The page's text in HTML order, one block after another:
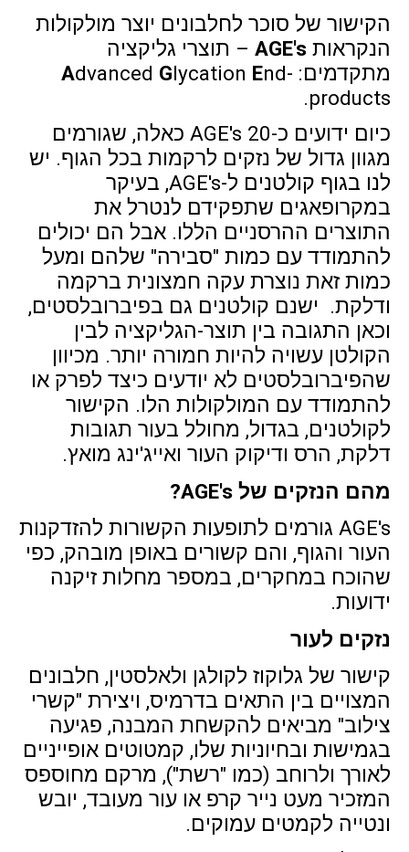
הקישור של סוכר לחלבונים יוצר מולקולות
הנקראות AGE's– תוצרי גליקציה
מתקדמים:
Advanced Glycation End-
products.
כיום ידועים כ-20 AGE's כאלה, שגורמים
מגוון גדול של נזקים לרקמות בכל הגוף. יש
לנו בגוף קולטנים ל-AGE's, בעיקר
במקרופאגים שתפקידם לנטרל את
התוצרים ההרסניים הללו. אבל הם יכולים
להתמודד עם כמות "סבירה" שלהם ומעל
כמות זאת נוצרת עקה חמצונית ברקמה
ודלקת. ישנם קולטנים גם בפיברובלסטים,
וכאן התגובה בין תוצר-הגליקציה לבין
הקולטן עשויה להיות חמורה יותר. מכיוון
שהפיברובלסטים לא יודעים כיצד לפרק או
להתמודד עם המולקולות הלו. הקישור
לקולטנים, בגדול, מחולל בעור תגובות
דלקת, הרס ודיקוק העור ואייג'ינג מואץ.
מהם הנזקים של AGE's
?
AGE's גורמים לתופעות הקשורות להזדקנות
העור והגוף, והם קשורים באופן מובהק, כפי
שהוכח במחקרים, במספר מחלות זיקנה
ידועות.
נזקים לעור
קישור של גלוקוז לקולגן ולאלסטין, חלבונים
המצויים בין התאים בדרמיס, ויצירת "קשרי
צילוב" מביאים להקשחת המבנה, פגיעה
בגמישות ובחיוניות שלו, קמטוטים אופייניים
לאורך ולרוחב (כמו "רשת"), מרקם מחוספס
המזכיר מעט נייר קרפ או עור מעובד, יובש
ונטייה לקמטים עמוקים.